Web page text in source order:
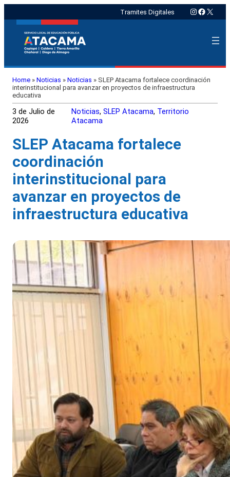
Tramites Digitales Instagram
X
Home » Noticias » Noticias » SLEP Atacama fortalece coordinación
interinstitucional para avanzar en proyectos de infraestructura
educativa
3 de Julio de
2026
Noticias, SLEP Atacama, Territorio
Atacama
SLEP Atacama fortalece
coordinación
interinstitucional para
avanzar en proyectos de
infraestructura educativa